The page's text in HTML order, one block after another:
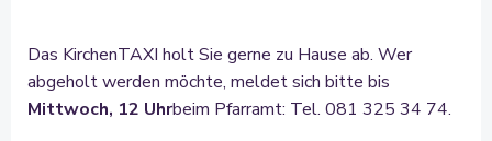
Das KirchenTAXI holt Sie gerne zu Hause ab. Wer
abgeholt werden möchte, meldet sich bitte bis
Mittwoch, 12 Uhrbeim Pfarramt: Tel. 081 325 34 74.